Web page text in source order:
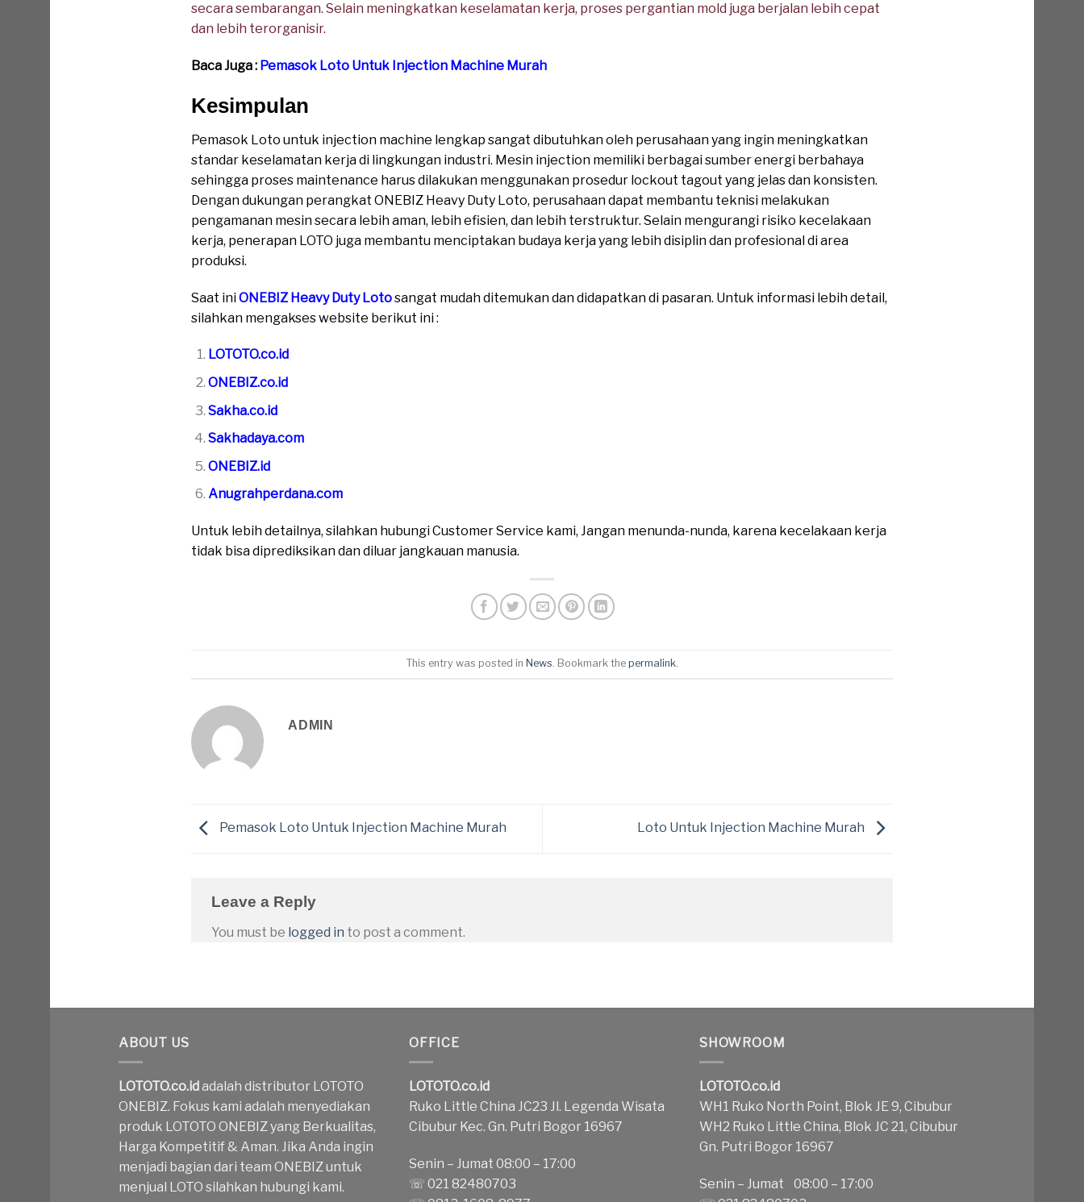
secara sembarangan. Selain meningkatkan keselamatan kerja, proses pergantian mold juga berjalan lebih cepat
dan lebih terorganisir.
Baca Juga : Pemasok Loto Untuk Injection Machine Murah
Kesimpulan
Pemasok Loto untuk injection machine lengkap sangat dibutuhkan oleh perusahaan yang ingin meningkatkan
standar keselamatan kerja di lingkungan industri. Mesin injection memiliki berbagai sumber energi berbahaya
sehingga proses maintenance harus dilakukan menggunakan prosedur lockout tagout yang jelas dan konsisten.
Dengan dukungan perangkat ONEBIZ Heavy Duty Loto, perusahaan dapat membantu teknisi melakukan
pengamanan mesin secara lebih aman, lebih efisien, dan lebih terstruktur. Selain mengurangi risiko kecelakaan
kerja, penerapan LOTO juga membantu menciptakan budaya kerja yang lebih disiplin dan profesional di area
produksi.
Saat iniONEBIZ Heavy Duty Lotosangat mudah ditemukan dan didapatkan di pasaran. Untuk informasi lebih detail,
silahkan mengakses website berikut ini :
LOTOTO.co.id
ONEBIZ.co.id
Sakha.co.id
Sakhadaya.com
ONEBIZ.id
Anugrahperdana.com
Untuk lebih detailnya, silahkan hubungi Customer Service kami, Jangan menunda-nunda, karena kecelakaan kerja
tidak bisa diprediksikan dan diluar jangkauan manusia.
This entry was posted in News. Bookmark the permalink.
ADMIN
Pemasok Loto Untuk Injection Machine Murah Loto Untuk Injection Machine Murah
Leave a Reply
You must be logged in to post a comment.
ABOUT US
LOTOTO.co.id adalah distributor LOTOTO
ONEBIZ. Fokus kami adalah menyediakan
produk LOTOTO ONEBIZ yang Berkualitas,
Harga Kompetitif & Aman. Jika Anda ingin
menjadi bagian dari team ONEBIZ untuk
menjual LOTO silahkan hubungi kami.
OFFICE
LOTOTO.co.id
Ruko Little China JC23 Jl. Legenda Wisata
Cibubur Kec. Gn. Putri Bogor 16967
Senin – Jumat 08:00 – 17:00
☏ 021 82480703
SHOWROOM
LOTOTO.co.id
WH1 Ruko North Point, Blok JE 9, Cibubur
WH2 Ruko Little China, Blok JC 21, Cibubur
Gn. Putri Bogor 16967
Senin – Jumat 08:00 – 17:00